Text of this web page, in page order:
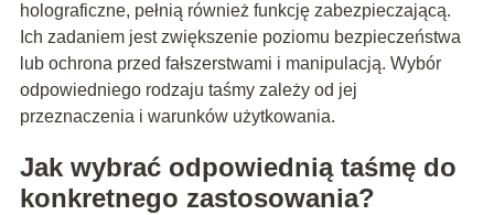
holograficzne, pełnią również funkcję zabezpieczającą.
Ich zadaniem jest zwiększenie poziomu bezpieczeństwa
lub ochrona przed fałszerstwami i manipulacją. Wybór
odpowiedniego rodzaju taśmy zależy od jej
przeznaczenia i warunków użytkowania.
Jak wybrać odpowiednią taśmę do
konkretnego zastosowania?